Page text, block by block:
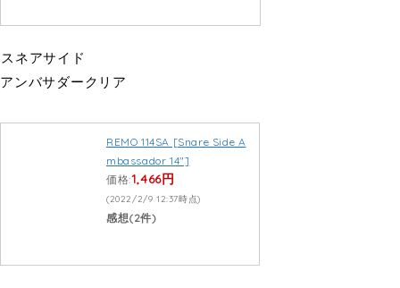
スネアサイド
アンバサダークリア
REMO 114SA [Snare Side A
mbassador 14″]
価格:1,466円
(2022/2/9 12:37時点)
感想(2件)